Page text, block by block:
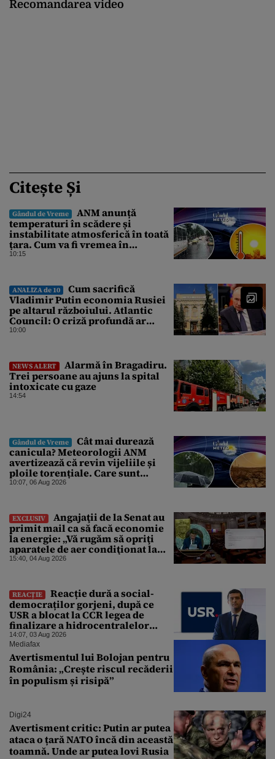
Recomandarea video
Citește Și
Gândul de Vreme
ANM anunță
temperaturi în scădere și
instabilitate atmosferică în toată
țara. Cum va fi vremea în
București și când vin vijeliile
10:15
ANALIZA de 10
Cum sacrifică
Vladimir Putin economia Rusiei
pe altarul războiului. Atlantic
Council: O criză profundă ar
putea forța Kremlinul să apeleze
10:00
NEWS ALERT
Alarmă în Bragadiru.
Trei persoane au ajuns la spital
intoxicate cu gaze
14:54
Gândul de Vreme
Cât mai durează
canicula? Meteorologii ANM
avertizează că revin vijeliile și
ploile torențiale. Care sunt
zonele vizate, începând chiar de
10:07, 06 Aug 2026
EXCLUSIV
Angajaţii de la Senat au
primit mail ca să facă economie
la energie: „Vă rugăm să opriţi
aparatele de aer condiţionat la
sfârşitul programului”
15:40, 04 Aug 2026
REACȚIE
Reacție dură a social-
democraților gorjeni, după ce
USR a blocat la CCR legea de
finalizare a hidrocentralelor
abandonate. „Nu ne-ar surprinde
dacă Miruță și USR ar acuza PSD și
de faptul că asupra Europei s-a
abătut o cupolă de foc”
14:07, 03 Aug 2026
Mediafax
Avertismentul lui Bolojan pentru
România: „Crește riscul recăderii
în populism și risipă”
Digi24
Avertisment critic: Putin ar putea
ataca o țară NATO încă din această
toamnă. Unde ar putea lovi Rusia